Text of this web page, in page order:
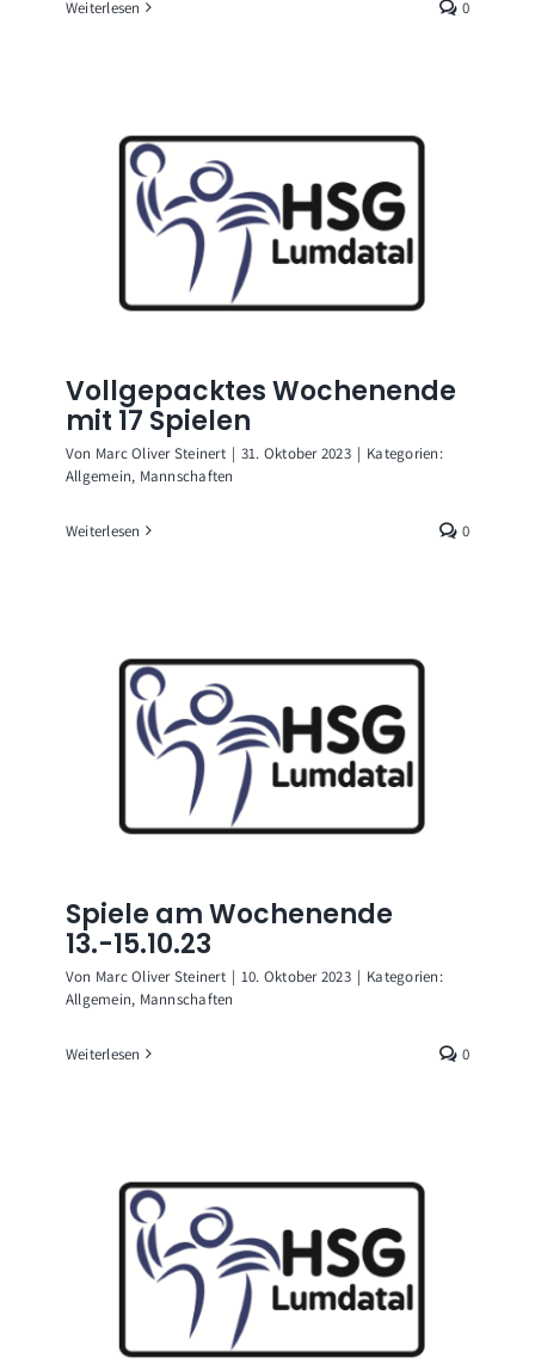
Weiterlesen 0
Vollgepacktes Wochenende
mit 17 Spielen
Von Marc Oliver Steinert | 31. Oktober 2023 | Kategorien:
Allgemein, Mannschaften
Weiterlesen 0
Spiele am Wochenende
13.-15.10.23
Von Marc Oliver Steinert | 10. Oktober 2023 | Kategorien:
Allgemein, Mannschaften
Weiterlesen 0